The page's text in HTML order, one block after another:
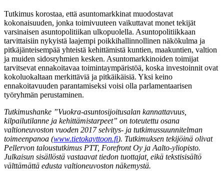
Tutkimus korostaa, että asuntomarkkinat muodostavat
kokonaisuuden, jonka toimivuuteen vaikuttavat monet tekijät
varsinaisen asuntopolitiikan ulkopuolella. Asuntopolitiikkaan
tarvittaisiin nykyistä laajempi poikkihallinnollinen näkökulma ja
pitkäjänteisempää yhteistä kehittämistä kuntien, maakuntien, valtion
ja muiden sidosryhmien kesken. Asuntomarkkinoiden toimijat
tarvitsevat ennakoitavaa toimintaympäristöä, koska investoinnit ovat
kokoluokaltaan merkittäviä ja pitkäikäisiä. Yksi keino
ennakoitavuuden parantamiseksi voisi olla parlamentaarisen
työryhmän perustaminen.
Tutkimushanke ”Vuokra-asuntosijoitusalan kannattavuus,
kilpailutilanne ja kehittämistarpeet” on toteutettu osana
valtioneuvoston vuoden 2017 selvitys- ja tutkimussuunnitelman
toimeenpanoa (www.tietokayttoon.fi). Tutkimuksen tekijöinä olivat
Pellervon taloustutkimus PTT, Forefront Oy ja Aalto-yliopisto.
Julkaisun sisällöstä vastaavat tiedon tuottajat, eikä tekstisisältö
välttämättä edusta valtioneuvoston näkemystä.